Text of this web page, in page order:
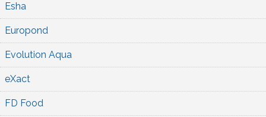
Esha
Europond
Evolution Aqua
eXact
FD Food